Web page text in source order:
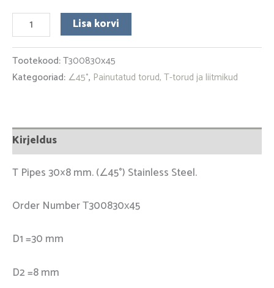
Lisa korvi
Tootekood:Т300830х45
Kategooriad: ∠45°, Painutatud torud, T-torud ja liitmikud
Kirjeldus
T Pipes 30×8 mm. (∠45°) Stainless Steel.
Order Number Т300830х45
D1 =30 mm
D2 =8 mm